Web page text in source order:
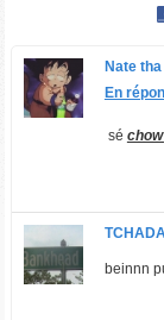
Nate
En
sé
TCHADA
beinnn